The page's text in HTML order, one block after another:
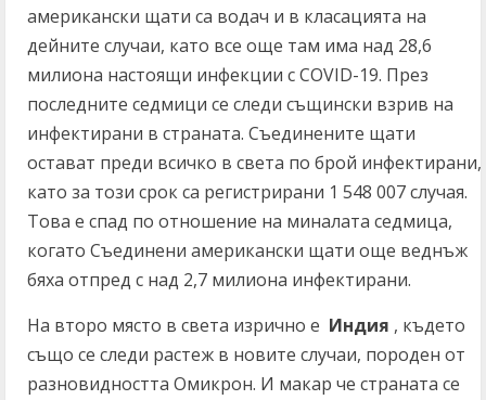
американски щати са водач и в класацията на
дейните случаи, като все още там има над 28,6
милиона настоящи инфекции с COVID-19. През
последните седмици се следи същински взрив на
инфектирани в страната. Съединените щати
остават преди всичко в света по брой инфектирани,
като за този срок са регистрирани 1 548 007 случая.
Това е спад по отношение на миналата седмица,
когато Съединени американски щати още веднъж
бяха отпред с над 2,7 милиона инфектирани.
На второ място в света изрично е Индия , където
също се следи растеж в новите случаи, породен от
разновидността Омикрон. И макар че страната се